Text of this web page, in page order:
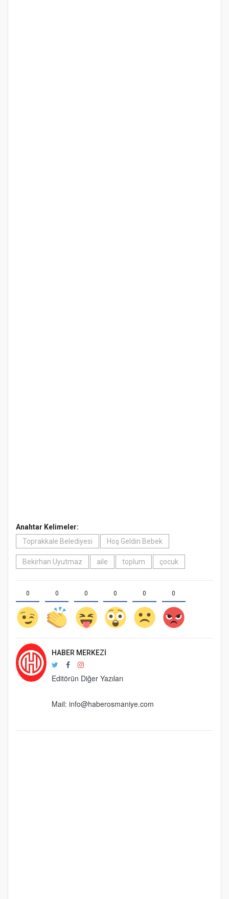
Anahtar Kelimeler:
Toprakkale Belediyesi
Hoş Geldin Bebek
Bekirhan Uyutmaz aile toplum çocuk
0 0 0 0 0 0
HABER MERKEZI
Editörün Diğer Yazıları
Mail: info@haberosmaniye.com